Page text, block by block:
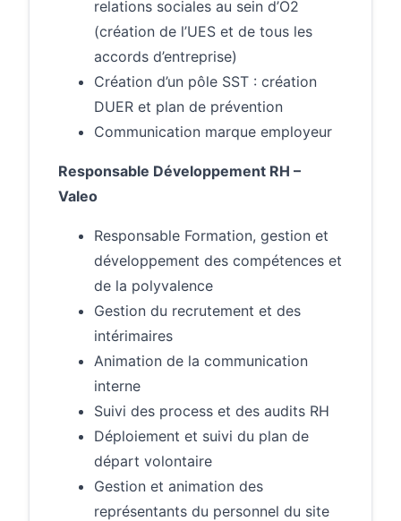
relations sociales au sein d’O2
(création de l’UES et de tous les
accords d’entreprise)
Création d’un pôle SST : création
DUER et plan de prévention
Communication marque employeur
Responsable Développement RH –
Valeo
Responsable Formation, gestion et
développement des compétences et
de la polyvalence
Gestion du recrutement et des
intérimaires
Animation de la communication
interne
Suivi des process et des audits RH
Déploiement et suivi du plan de
départ volontaire
Gestion et animation des
représentants du personnel du site